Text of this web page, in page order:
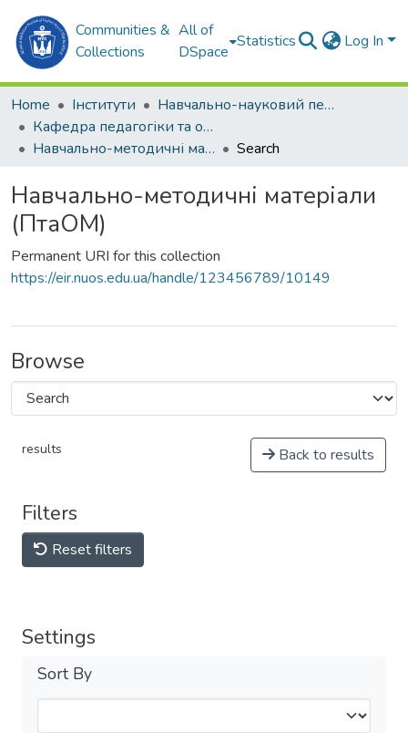
Communities &
Collections
All of
DSpace
Statistics Log In
Home Інститути
Навчально-науковий педагогічний інститут ім. В. О. Сухомлинського (ННПІ ім. В.О. Сухомлинського)
Кафедра педагогіки та освітнього менеджменту (ПтаОМ)
Навчально-методичні матеріали (ПтаОМ)
Search
Навчально-методичні матеріали
(ПтаОМ)
Permanent URI for this collection
https://eir.nuos.edu.ua/handle/123456789/10149
Browse
results Back to results
Filters
Reset filters
Settings
Sort By